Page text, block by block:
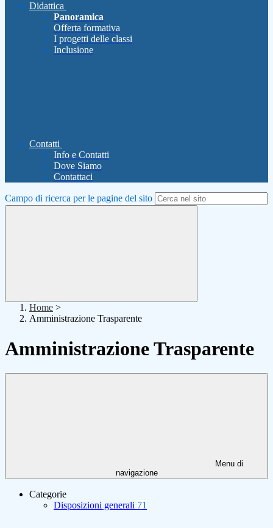
Didattica
Panoramica
Offerta formativa
I progetti delle classi
Inclusione
Contatti
Info e Contatti
Dove Siamo
Contattaci
Campo di ricerca per le pagine del sito
Home >
Amministrazione Trasparente
Amministrazione Trasparente
Menu di
navigazione
Categorie
Disposizioni generali 71